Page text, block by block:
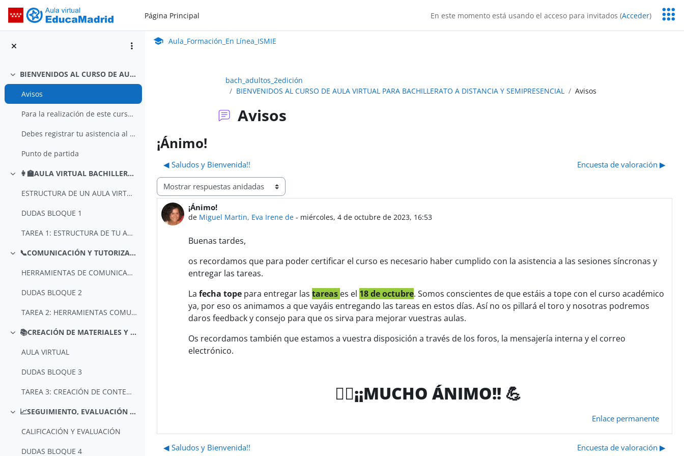
Aula_Formación_En Línea_ISMIEPágina Principal En este momento está usando el acceso para invitados (Acceder)
Colapsar BIENVENIDOS AL CURSO DE AULA VIRTUAL PARA BACHILLERATO A DISTANCIA Y SEMIPRESENCIAL
Avisos
Para la realización de este curso es obligatorio q...
Debes registrar tu asistencia al inicio y fin de c...
Punto de partida
Colapsar 👩‍🏫AULA VIRTUAL BACHILLERATO ADULTOS
ESTRUCTURA DE UN AULA VIRTUAL PARA BACHILLERATO DE ADULTOS
DUDAS BLOQUE 1
TAREA 1: ESTRUCTURA DE TU AULA VIRTUAL
Colapsar 📞COMUNICACIÓN Y TUTORIZACIÓN
HERRAMIENTAS DE COMUNICACIÓN Y TUTORIZACIÓN
DUDAS BLOQUE 2
TAREA 2: HERRAMIENTAS COMUNICACIÓN
Colapsar 📚CREACIÓN DE MATERIALES Y ACTIVIDADES CURRICULARES
AULA VIRTUAL
DUDAS BLOQUE 3
TAREA 3: CREACIÓN DE CONTENIDOS
Colapsar 📈SEGUIMIENTO, EVALUACIÓN Y AUTOEVALUACIÓN
CALIFICACIÓN Y EVALUACIÓN
DUDAS BLOQUE 4
Aula Virtual de EducaMadrid:
Aula_Formación_En Línea_ISMIE
bach_adultos_2edición
BIENVENIDOS AL CURSO DE AULA VIRTUAL PARA BACHILLERATO A DISTANCIA Y SEMIPRESENCIAL
Avisos
Avisos
¡Ánimo!
◀︎ Saludos y Bienvenida!! Encuesta de valoración ▶︎
Mostrar modo
¡Ánimo!
de Miguel Martin, Eva Irene de - miércoles, 4 de octubre de 2023, 16:53
Número de respuestas: 0
Buenas tardes,
os recordamos que para poder certificar el curso es necesario haber cumplido con la asistencia a las sesiones síncronas y
entregar las tareas.
La fecha tope para entregar las tareas es el 18 de octubre. Somos conscientes de que estáis a tope con el curso académico
ya, por eso os animamos a que vayáis entregando las tareas en estos días. Así no os pillará el toro y nosotras podremos
daros feedback y consejo para que os sirva para mejorar vuestras aulas.
Os recordamos también que estamos a vuestra disposición a través de los foros, la mensajería interna y el correo
electrónico.
🐱‍🏍¡¡MUCHO ÁNIMO!! 💪
Enlace permanente
◀︎ Saludos y Bienvenida!! Encuesta de valoración ▶︎